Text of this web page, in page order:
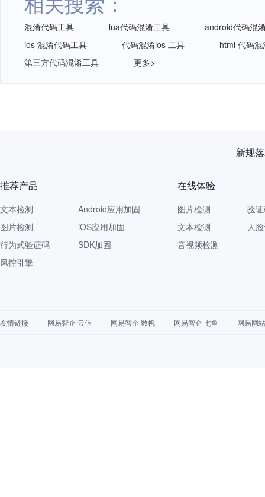
混淆代码工具 lua代码混淆工具
android代码混
ios 混淆代码工具
代码混淆ios 工具
html 代码
第三方代码混淆工具
更多>
推荐产品
文本检测
图片检测
行为式验证码
风控引擎
Android应用加固
iOS应用加固
SDK加固
在线体验
图片检测
文本检测
音视频检测
验
人
友情链接 网易智企·云信 网易智企·数帆 网易智企·七鱼 网易网